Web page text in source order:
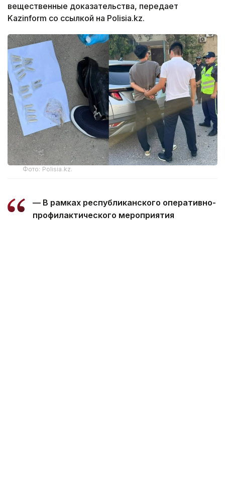
вещественные доказательства, передает
Kazinform со ссылкой на Polisia.kz.
Фото: Polisia.kz.
— В рамках республиканского оперативно-
профилактического мероприятия